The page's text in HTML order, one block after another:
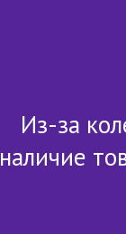
Из-за
наличие